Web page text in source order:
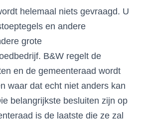
helemaal niets gevraagd. U
en andere
grote
B&W regelt de
en de gemeenteraad wordt
waar dat echt niet anders kan
belangrijkste besluiten zijn op
is de laatste die ze zal